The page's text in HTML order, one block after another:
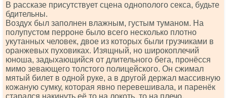
В рассказе присутствует сцена однополого секса, будьте
бдительны.
Воздух был заполнен влажным, густым туманом. На
полупустом перроне было всего несколько плотно
укутанных человек, двое из которых были грузчиками в
оранжевых пуховиках. Изящный, но широкоплечий
юноша, задыхающийся от длительного бега, пронёсся
мимо зевающего толстого полицейского. Он сжимал
мятый билет в одной руке, а в другой держал массивную
кожаную сумку, которая явно перевешивала, и паренёк
старался накинуть её то на локоть, то на плечо.